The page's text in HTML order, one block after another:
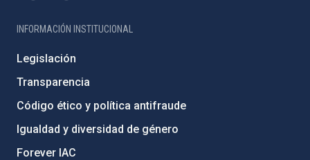
INFORMACIÓN INSTITUCIONAL
Legislación
Transparencia
Código ético y política antifraude
Igualdad y diversidad de género
Forever IAC